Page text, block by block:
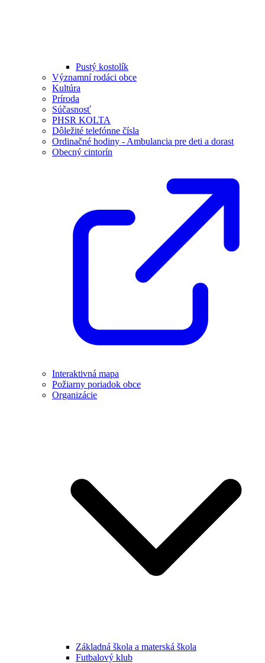
Pustý kostolík
Významní rodáci obce
Kultúra
Príroda
Súčasnosť
PHSR KOLTA
Dôležité telefónne čísla
Ordinačné hodiny - Ambulancia pre deti a dorast
Obecný cintorín
Interaktivná mapa
Požiarny poriadok obce
Organizácie
Základná škola a materská škola
Futbalový klub